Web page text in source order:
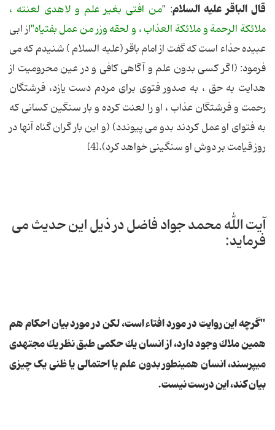
قال الباقر علیه السلام: "من افتى بغیر علم و لاهدى لعنته ،
ملائكة الرحمة و ملائكة العذاب ، و لحقه وزر من عمل بفتیاه"از ابى
عبیده حذاء است كه گفت از امام باقر (علیه السلام ) شنیدم كه مى
فرمود: (اگر كسى بدون علم و آگاهى كافى و در عین محرومیت از
هدایت به حق ، به صدور فتوى براى مردم دست یازد، فرشتگان
رحمت و فرشتگان عذاب ، او را لعنت كرده و بار سنگین كسانى كه
به فتواى او عمل كردند بدو مى پیوندد) (و این بار گران گناه آنها در
روز قیامت بر دوش او سنگینى خواهد كرد).[4]
آیت الله محمد جواد فاضل در ذیل این حدیث می
فرماید:
"گرچه این روایت در مورد افتاء است، لکن در مورد بیان احكام هم
همین ملاك وجود دارد، از انسان یك حكمى طبق نظر یك مجتهدى
مى‏پرسند، انسان همینطور بدون علم یا احتمالى یا ظنى یک چیزی
بیان كند، این درست نیست.